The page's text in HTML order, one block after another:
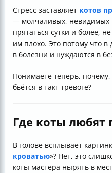
Стресс заставляет котов
— молчаливых, невидимых
прятаться сутки и более,
им плохо. Это потому что
в болезни и нуждаются в
Понимаете теперь, почему,
бьётся в такт тревоге?
Где коты любят
В голове всплывает
кроватью»? Нет, это
коты мастера нырять в